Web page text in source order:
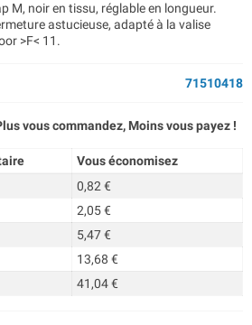
M, noir en tissu, réglable en longueur.
astucieuse, adapté à la valise
>F< 11.
71510418
vous commandez, Moins vous payez !
Vous économisez
0,82 €
2,05 €
5,47 €
13,68 €
41,04 €